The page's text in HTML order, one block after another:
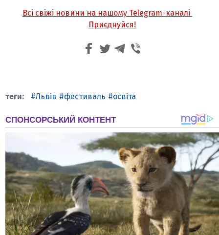
Всі свіжі новини на нашому Telegram-каналі
Приєднуйся!
Львів фестиваль освіта